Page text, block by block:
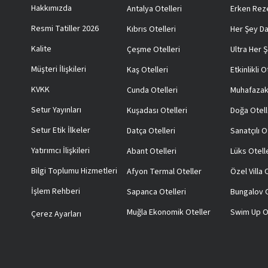
Hakkımızda
Resmi Tatiller 2026
Kalite
Müşteri İlişkileri
KVKK
Setur Yayınları
Setur Etik İlkeler
Yatırımcı İlişkileri
Bilgi Toplumu Hizmetleri
İşlem Rehberi
Çerez Ayarları
Antalya Otelleri
Kıbrıs Otelleri
Çeşme Otelleri
Kaş Otelleri
Cunda Otelleri
Kuşadası Otelleri
Datça Otelleri
Abant Otelleri
Afyon Termal Oteller
Sapanca Otelleri
Muğla Ekonomik Oteller
Erken
Her Şey
Ultra Her
Etkinlikli
Doğa
Sanatçılı
Lüks
Özel Villa
Bungalov
Swim Up